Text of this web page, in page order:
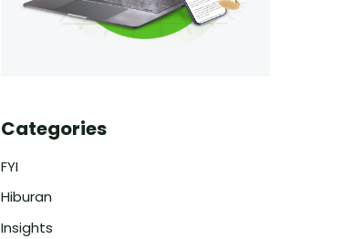
Categories
FYI
Hiburan
Insights